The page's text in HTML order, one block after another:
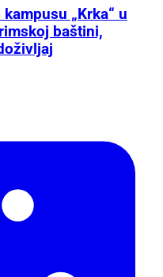
„Krka“ u
baštini,